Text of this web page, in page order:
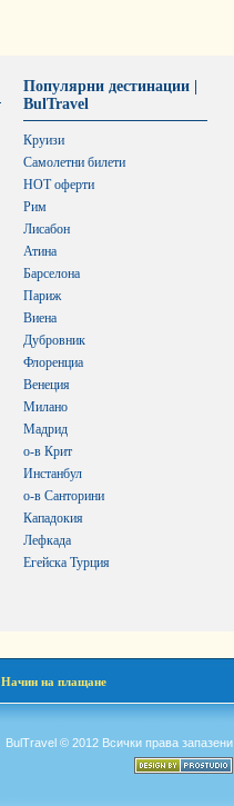
Популярни дестинации |
BulTravel
Круизи
Самолетни билети
HOT оферти
Рим
Лисабон
Атина
Барселона
Париж
Виена
Дубровник
Флоренциа
Венеция
Милано
Мадрид
о-в Крит
Инстанбул
о-в Санторини
Кападокия
Лефкада
Егейска Турция
Начин на плащане
BulTravel © 2012 Всички права запазени